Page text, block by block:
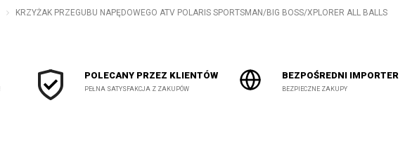
KRZYŻAK PRZEGUBU NAPĘDOWEGO ATV POLARIS SPORTSMAN/BIG BOSS/XPLORER ALL BALLS
POLECANY PRZEZ KLIENTÓW
PEŁNA SATYSFAKCJA Z ZAKUPÓW
BEZPOŚREDNI IMPORTER
BEZPIECZNE ZAKUPY